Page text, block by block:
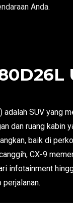
Anda.
SUV yang
dan ruang kabin
baik di
CX-9
infotainment